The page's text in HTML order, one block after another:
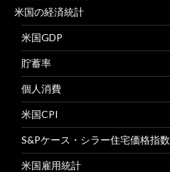
米国の経済統計
米国GDP
貯蓄率
個人消費
米国CPI
S&Pケース・シラー住宅価格指数
米国雇用統計